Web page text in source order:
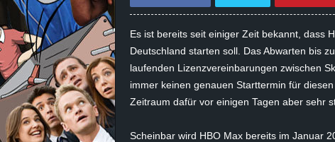
s
g
e
Es ist bereits seit einiger Zeit bekannt, dass
Deutschland starten soll. Das Abwarten bis
laufenden Lizenzvereinbarungen zwischen
immer keinen genauen Starttermin für
Zeitraum dafür vor einigen Tagen aber sehr
Scheinbar wird HBO Max bereits im Januar